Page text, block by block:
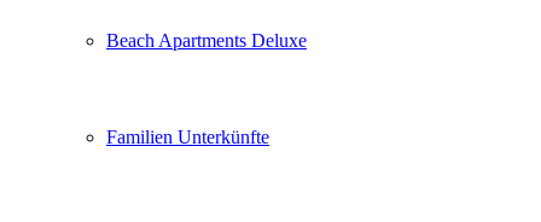
Beach Apartments Deluxe
Familien Unterkünfte